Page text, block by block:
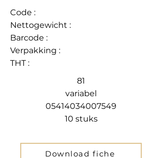
Code :
Nettogewicht :
Barcode :
Verpakking :
THT :
81
variabel
05414034007549
10 stuks
Download fiche